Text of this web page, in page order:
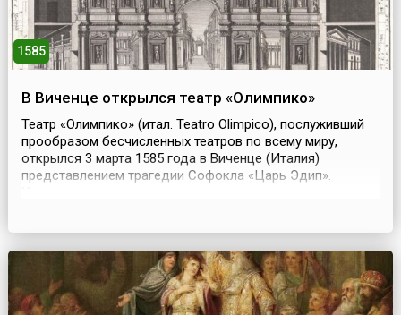
1585
В Виченце открылся театр «Олимпико»
Театр «Олимпико» (итал. Teatro Olimpico), послуживший
прообразом бесчисленных театров по всему миру,
открылся 3 марта 1585 года в Виченце (Италия)
представлением трагедии Софокла «Царь Эдип».